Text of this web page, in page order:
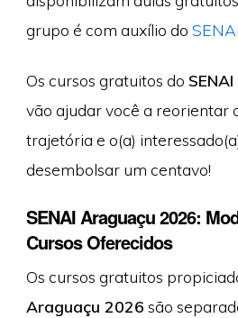
grupo é com auxílio do
Os cursos gratuitos do
vão ajudar você a reorientar
trajetória e o(a)
desembolsar um centavo!
SENAI Araguaçu 2026:
Cursos Oferecidos
Os cursos gratuitos
Araguaçu 2026 são